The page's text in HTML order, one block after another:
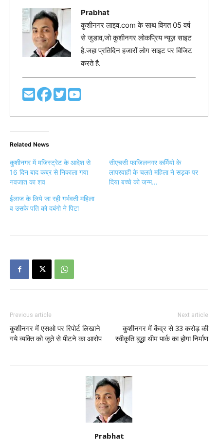
Prabhat
कुशीनगर लाइव.com के साथ विगत 05 वर्ष
से जुडाव,जो कुशीनगर लोकप्रिय न्यूज़ साइट
है.जहा प्रतिदिन हजारों लोग साइट पर विजिट
करते है.
Related News
कुशीनगर में मजिस्ट्रेट के आदेश से
16 दिन बाद कब्र से निकाला गया
नवजात का शव
सीएचसी फाजिलनगर कर्मियो के
लापरवाही के चलते महिला ने सड़क पर
दिया बच्चे को जन्म…
ईलाज के लिये जा रही गर्भवती महिला
व उसके पति को दबंगो ने पिटा
Previous article
कुशीनगर में एसओ पर रिपोर्ट लिखाने
गये व्यक्ति को जूते से पीटने का आरोप
Next article
कुशीनगर में केंद्र से 33 करोड़ की
स्वीकृति बुद्धा थीम पार्क का होगा निर्माण
Prabhat